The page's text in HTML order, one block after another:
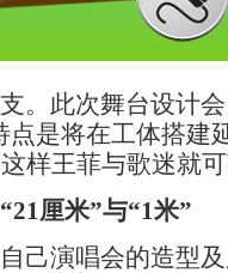
。此次舞台设计
点是将在工体搭建
样王菲与歌迷就
厘米”与“1米”
演唱会的造型及